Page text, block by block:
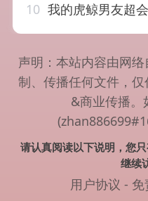
10 我的虎鲸男友超
声明：本站内容由网
制、传播任何文件，
&商业传播。
请认真阅读以下说明，您
继续
用户协议 - 免